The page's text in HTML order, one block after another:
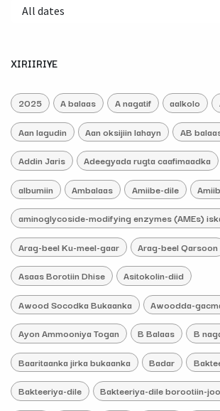
XIRIIRIYE
2025 A balaas A nagatif aalkolo
Aan lagudin Aan oksijiin lahayn AB
Addin Jaris Adeegyada rugta caafimaadka
albumiin Ambalaas Amiibe-dile
aminoglycoside-modifying enzymes (AMEs)
Arag-beel Ku-meel-gaar Arag-beel Qarsoon
Asaas Borotiin Dhise Asitokolin-diid
Awood Socodka Bukaanka Awoodda-
Ayon Ammooniya Togan B Balaas B
Baaritaanka jirka bukaanka Badar
Bakteeriya-dile Bakteeriya-dile borootiin-